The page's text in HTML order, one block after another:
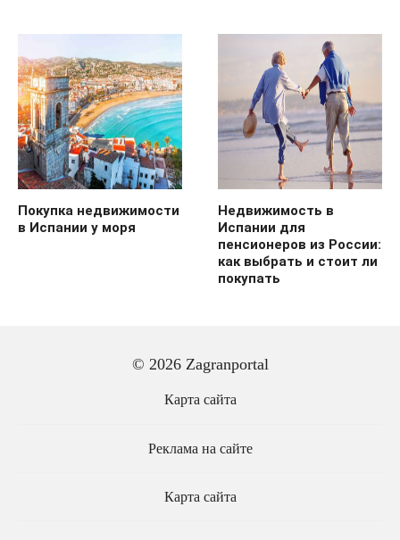
Покупка недвижимости
в Испании у моря
Недвижимость в
Испании для
пенсионеров из России:
как выбрать и стоит ли
покупать
© 2026 Zagranportal
Карта сайта
Реклама на сайте
Карта сайта